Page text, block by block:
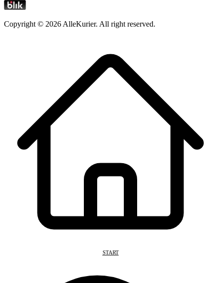
Copyright © 2026 AlleKurier. All right reserved.
START